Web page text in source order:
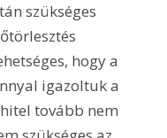
szükséges
hogy a
igazoltuk a
tovább nem